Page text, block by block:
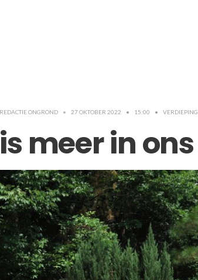
REDACTIE ONGROND • 27 OKTOBER 2022 • 15:00 • VERDIEPING
meer in ons